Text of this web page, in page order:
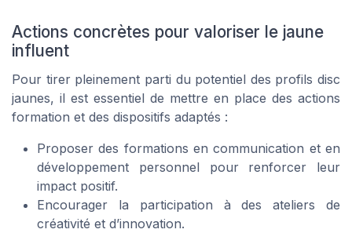
Actions concrètes pour valoriser le jaune
influent
Pour tirer pleinement parti du potentiel des profils disc
jaunes, il est essentiel de mettre en place des actions
formation et des dispositifs adaptés :
Proposer des formations en communication et en
développement personnel pour renforcer leur
impact positif.
Encourager la participation à des ateliers de
créativité et d’innovation.